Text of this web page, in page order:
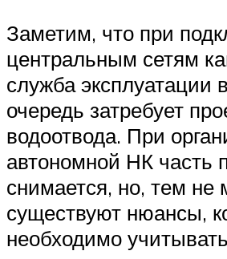
Заметим, что при
центральным сетям
служба эксплуатации
очередь затребует
водоотвода. При
автономной НК часть
снимается, но, тем не
существуют нюансы,
необходимо